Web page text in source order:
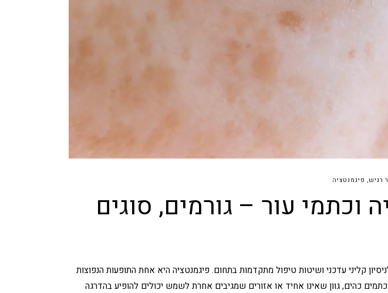
רגיש, פיגמנטציה
וכתמי עור – גורמים, סוגים
במרץ 2026 בהתאם לניסיון קליני עדכני ושיטות טיפול מתקדמות בתחום. פיגמנטציה היא אחת התופעות הנפוצות
כהים, גוון שאינו אחיד או אזורים שמגיבים אחרת לשמש יכולים להופיע בהדרגה